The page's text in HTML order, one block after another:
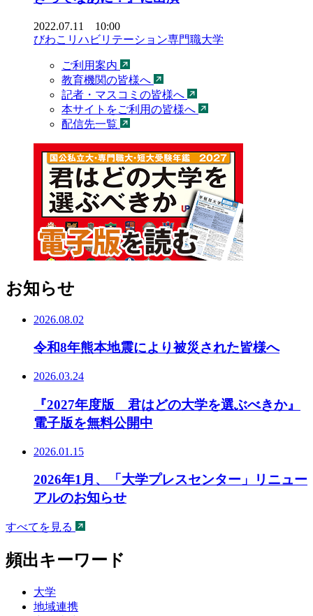
2022.07.11 10:00
びわこリハビリテーション専門職大学
ご利用案内
教育機関の皆様へ
記者・マスコミの皆様へ
本サイトをご利用の皆様へ
配信先一覧
お知らせ
2026.08.02
令和8年熊本地震により被災された皆様へ
2026.03.24
『2027年度版 君はどの大学を選ぶべきか』
電子版を無料公開中
2026.01.15
2026年1月、「大学プレスセンター」リニュー
アルのお知らせ
すべてを見る
頻出キーワード
大学
地域連携